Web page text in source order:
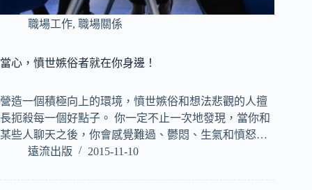
職場工作, 職場關係
當心，憤世嫉俗者就在你身邊！
營造一個積極向上的環境，憤世嫉俗和想法悲觀的人擅
長扼殺每一個好點子。 你一定不止一次地發現，當你和
某些人聊天之後，你會感覺難過、鬱悶、生氣和憤怒…
遠流出版
2015-11-10